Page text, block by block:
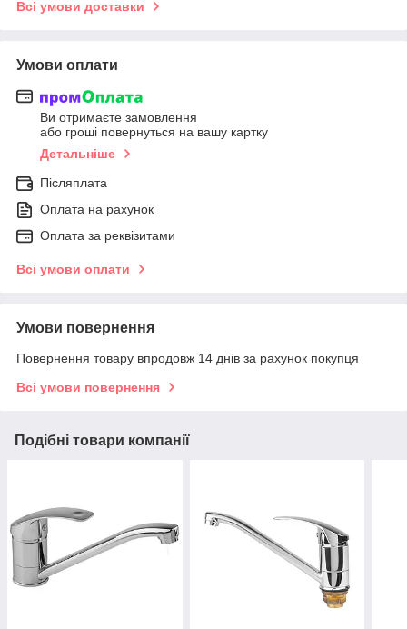
Всі умови доставки
Умови оплати
Ви отримаєте замовлення
або гроші повернуться на вашу картку
Детальніше
Післяплата
Оплата на рахунок
Оплата за реквізитами
Всі умови оплати
Умови повернення
Повернення товару впродовж 14 днів за рахунок покупця
Всі умови повернення
Подібні товари компанії